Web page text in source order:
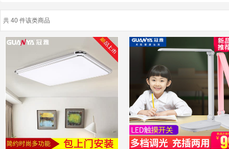
共 40 件该类商品